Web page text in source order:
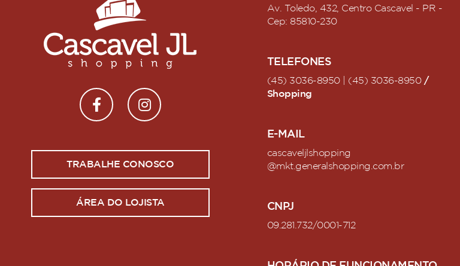
TRABALHE CONOSCO
ÁREA DO LOJISTA
Av. Toledo, 432, Centro Cascavel - PR -
Cep: 85810-230
TELEFONES
(45) 3036-8950 | (45) 3036-8950/
Shopping
E-MAIL
cascaveljlshopping
@mkt.generalshopping.com.br
CNPJ
09.281.732/0001-712